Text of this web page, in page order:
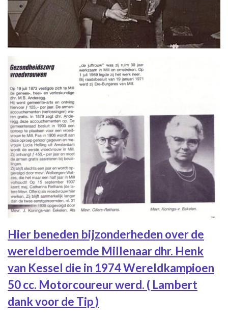
Hier beneden bijzonderheden over de
wereldberoemde Millenaar dhr. Henk
van Kessel die in 1974 Wereldkampioen
50 cc. Motorcoureur werd. ( Lambert
dank voor de Tip )